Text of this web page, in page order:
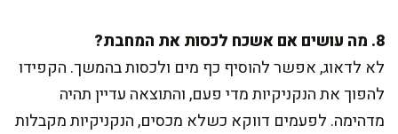
8. מה עושים אם אשכח לכסות את המחבת?
לא לדאוג, אפשר להוסיף כף מים ולכסות בהמשך. הקפידו
להפוך את הנקניקיות מדי פעם, והתוצאה עדיין תהיה
מדהימה. לפעמים דווקא כשלא מכסים, הנקניקיות מקבלות